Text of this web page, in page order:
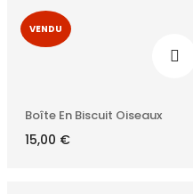
VENDU
Boîte En Biscuit Oiseaux
15,00 €